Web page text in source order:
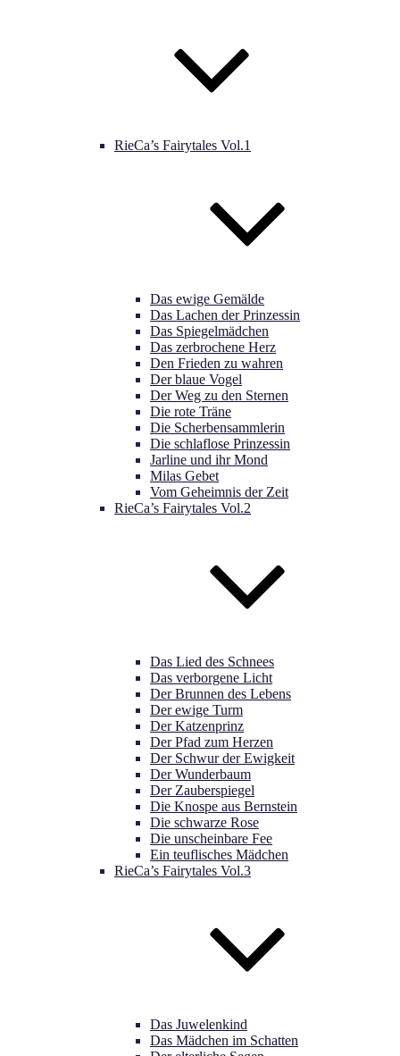
RieCa’s Fairytales Vol.1
Das ewige Gemälde
Das Lachen der Prinzessin
Das Spiegelmädchen
Das zerbrochene Herz
Den Frieden zu wahren
Der blaue Vogel
Der Weg zu den Sternen
Die rote Träne
Die Scherbensammlerin
Die schlaflose Prinzessin
Jarline und ihr Mond
Milas Gebet
Vom Geheimnis der Zeit
RieCa’s Fairytales Vol.2
Das Lied des Schnees
Das verborgene Licht
Der Brunnen des Lebens
Der ewige Turm
Der Katzenprinz
Der Pfad zum Herzen
Der Schwur der Ewigkeit
Der Wunderbaum
Der Zauberspiegel
Die Knospe aus Bernstein
Die schwarze Rose
Die unscheinbare Fee
Ein teuflisches Mädchen
RieCa’s Fairytales Vol.3
Das Juwelenkind
Das Mädchen im Schatten